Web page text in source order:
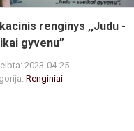
renginys ,,Judu -
gyvenu”
2023-04-25
Renginiai